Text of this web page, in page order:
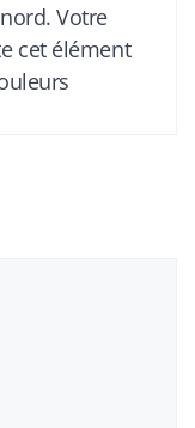
Votre
cet élément